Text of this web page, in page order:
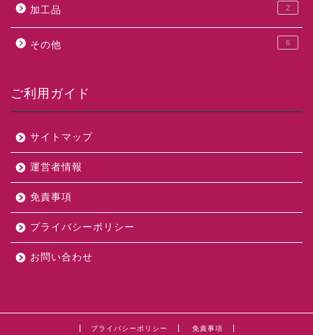
加工品 2
その他 6
ご利用ガイド
サイトマップ
運営者情報
免責事項
プライバシーポリシー
お問い合わせ
プライバシーポリシー 免責事項